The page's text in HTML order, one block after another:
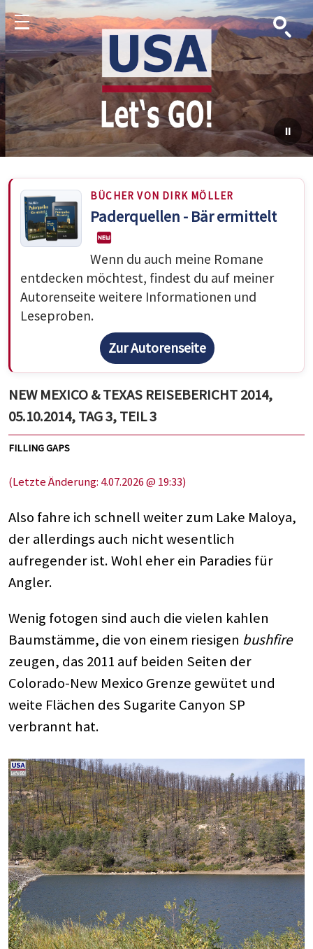
Menu Suche
BÜCHER VON DIRK MÖLLER
Paderquellen - Bär ermittelt
Wenn du auch meine Romane
entdecken möchtest, findest du auf meiner
Autorenseite weitere Informationen und
Leseproben.
Zur Autorenseite
NEW MEXICO & TEXAS REISEBERICHT 2014,
05.10.2014, TAG 3, TEIL 3
FILLING GAPS
(Letzte Änderung: 4.07.2026 @ 19:33)
Also fahre ich schnell weiter zum Lake Maloya,
der allerdings auch nicht wesentlich
aufregender ist. Wohl eher ein Paradies für
Angler.
Wenig fotogen sind auch die vielen kahlen
Baumstämme, die von einem riesigen bushfire
zeugen, das 2011 auf beiden Seiten der
Colorado-New Mexico Grenze gewütet und
weite Flächen des Sugarite Canyon SP
verbrannt hat.